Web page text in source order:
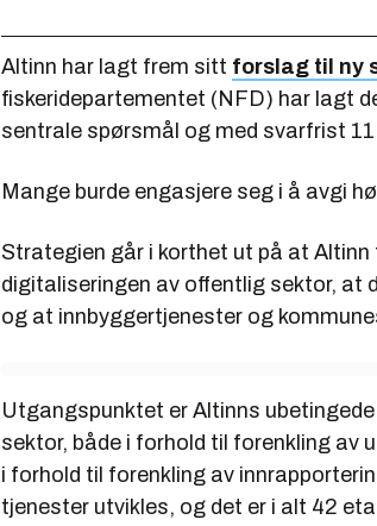
Altinn har lagt frem sitt forslag til ny
fiskeridepartementet (NFD) har lagt
sentrale spørsmål og med svarfrist
Mange burde engasjere seg i å avgi
Strategien går i korthet ut på at Altinn
digitaliseringen av offentlig sektor, at
og at innbyggertjenester og
Utgangspunktet er Altinns
sektor, både i forhold til forenkling av
i forhold til forenkling av
tjenester utvikles, og det er i alt 42